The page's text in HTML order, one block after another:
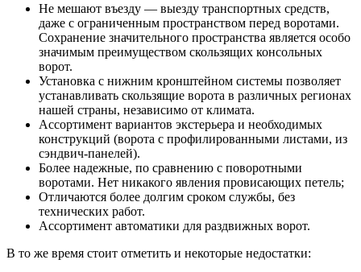
Не мешают въезду — выезду транспортных средств,
даже с ограниченным пространством перед воротами.
Сохранение значительного пространства является особо
значимым преимуществом скользящих консольных
ворот.
Установка с нижним кронштейном системы позволяет
устанавливать скользящие ворота в различных регионах
нашей страны, независимо от климата.
Ассортимент вариантов экстерьера и необходимых
конструкций (ворота с профилированными листами, из
сэндвич-панелей).
Более надежные, по сравнению с поворотными
воротами. Нет никакого явления провисающих петель;
Отличаются более долгим сроком службы, без
технических работ.
Ассортимент автоматики для раздвижных ворот.
В то же время стоит отметить и некоторые недостатки: